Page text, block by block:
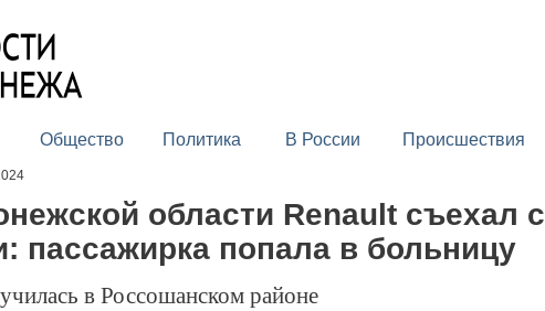
Общество Политика В России Происшествия
области Renault съехал с
пассажирка попала в больницу
в Россошанском районе